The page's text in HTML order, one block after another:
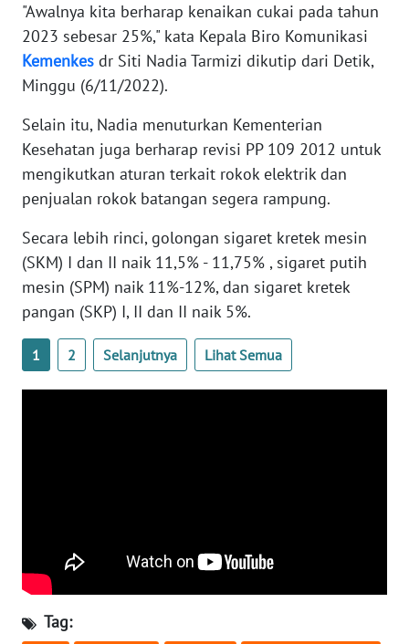
"Awalnya kita berharap kenaikan cukai pada tahun
2023 sebesar 25%," kata Kepala Biro Komunikasi
Kemenkes dr Siti Nadia Tarmizi dikutip dari Detik,
Minggu (6/11/2022).
Selain itu, Nadia menuturkan Kementerian
Kesehatan juga berharap revisi PP 109 2012 untuk
mengikutkan aturan terkait rokok elektrik dan
penjualan rokok batangan segera rampung.
Secara lebih rinci, golongan sigaret kretek mesin
(SKM) I dan II naik 11,5% - 11,75% , sigaret putih
mesin (SPM) naik 11%-12%, dan sigaret kretek
pangan (SKP) I, II dan II naik 5%.
1 2 Selanjutnya Lihat Semua
Tag:
WN
KEPRI
WN
PAPUA
BARAT
WN
RIAU
WN
SERAMBI